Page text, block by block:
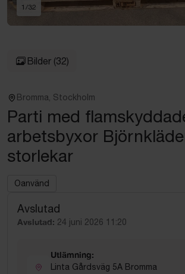
1 /32
Bilder (32)
Bromma, Stockholm
Parti med
arbetsbyxor
storlekar
Oanvänd
Avslutad
Avslutad: 24 juni 2026 11:20
Utlämning:
Linta Gårdsväg 5A Bromma